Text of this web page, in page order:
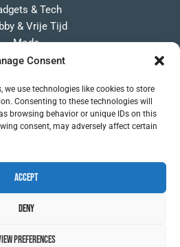
Consent
we use technologies like cookies to store
Consenting to these technologies will
browsing behavior or unique IDs on this
consent, may adversely affect certain
Accept
Deny
Preferences
& Tech
& Vrije Tijd
Mode
Cadeaus
& Lifestyle
Cadeautips voor man